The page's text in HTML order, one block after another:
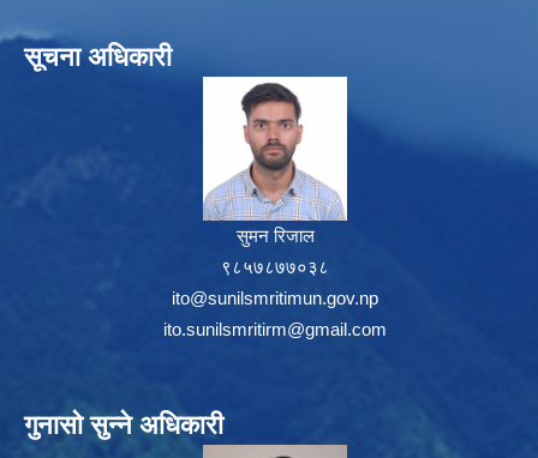
सूचना अधिकारी
सुमन रिजाल
९८५७८७७०३८
ito@sunilsmritimun.gov.np
ito.sunilsmritirm@gmail.com
गुनासो सुन्ने अधिकारी